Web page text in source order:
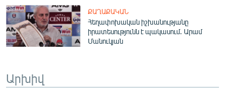
ԲԱՆԱՎԵՃ
ՁԳՏԵԼՈՎ ԼԱՎԱԳՈՒՅՆԻՆ
Հայերեն
ՔԱՂԱՔԱԿԱՆ
Հեղափոխական իշխանությանը
իրատեսությունն է պակասում․ Արամ
Մանուկյան
Արխիվ